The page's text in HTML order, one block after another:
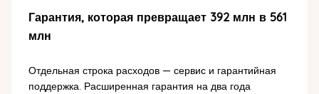
Гарантия, которая превращает 392 млн в 561
млн
Отдельная строка расходов — сервис и гарантийная
поддержка. Расширенная гарантия на два года